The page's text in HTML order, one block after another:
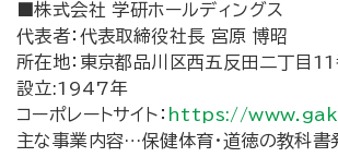
■株式会社 学研ホールディングス
代表者：代表取締役社長 宮原 博昭
所在地：東京都品川区西五反田二丁目
設立:1947年
コーポレートサイト： https://
主な事業内容…保健体育・道徳の教科書